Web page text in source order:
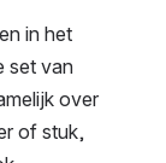
in het
set van
over
of stuk,